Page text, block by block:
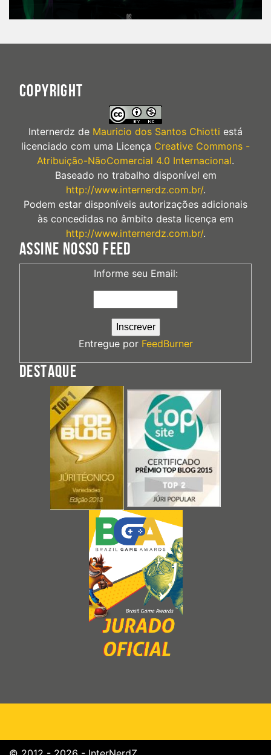
COPYRIGHT
Internerdz de Mauricio dos Santos Chiotti está
licenciado com uma Licença Creative Commons -
Atribuição-NãoComercial 4.0 Internacional.
Baseado no trabalho disponível em
http://www.internerdz.com.br/.
Podem estar disponíveis autorizações adicionais
às concedidas no âmbito desta licença em
http://www.internerdz.com.br/.
ASSINE NOSSO FEED
Informe seu Email:
Entregue por FeedBurner
DESTAQUE